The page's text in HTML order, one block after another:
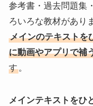
参考書・過去問題集
ろいろな教材があり
メインのテキストを
に動画やアプリで補
す。
メインテキストをひ